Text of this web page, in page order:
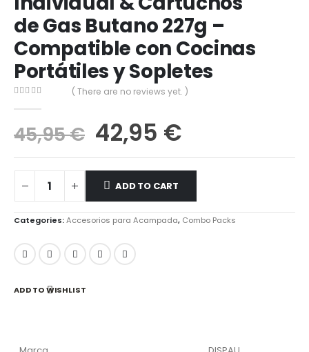
de Gas Butano 227g –
Compatible con Cocinas
Portátiles y Sopletes
( There are no reviews yet. )
45,95€ 42,95 €
ADD TO CART
Categories:Accesorios para Acampada, Combo Packs
ADD TO WISHLIST